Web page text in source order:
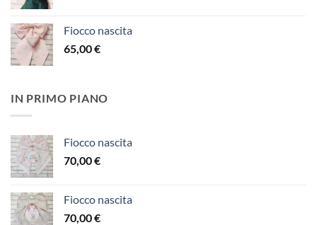
Fiocco nascita
65,00€
IN PRIMO PIANO
Fiocco nascita
70,00€
Fiocco nascita
70,00€